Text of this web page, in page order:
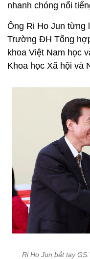
nhanh chóng nổi
Ông Ri Ho Jun từng
Trường ĐH Tổng
khoa Việt Nam học
Khoa học Xã hội và
Ri Ho Jun bắt tay